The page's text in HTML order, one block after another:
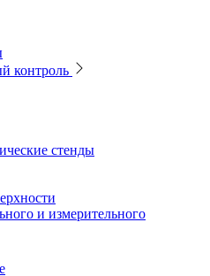
кислорода
контроль